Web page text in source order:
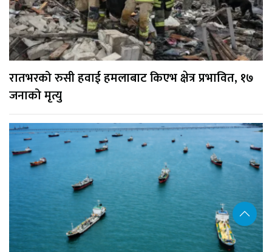
रातभरको रुसी हवाई हमलाबाट किएभ क्षेत्र प्रभावित, १७
जनाको मृत्यु